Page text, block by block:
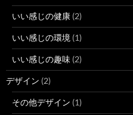
いい感じの健康 (2)
いい感じの環境 (1)
いい感じの趣味 (2)
デザイン (2)
その他デザイン (1)